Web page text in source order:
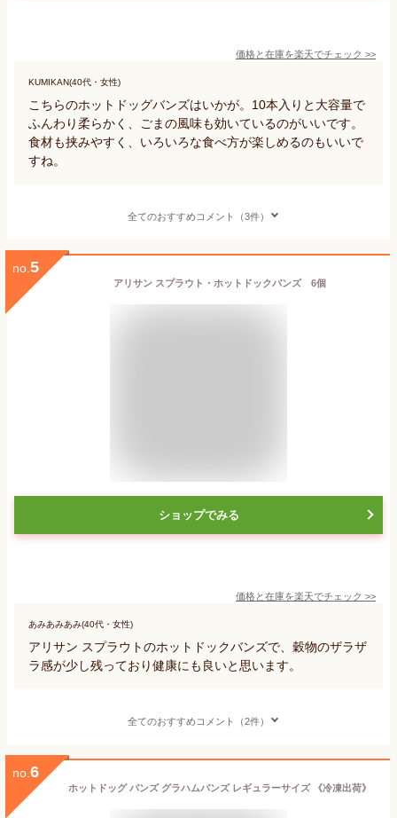
価格と在庫を楽天でチェック >>
KUMIKAN(40代・女性)
こちらのホットドッグバンズはいかが。10本入りと大容量で
ふんわり柔らかく、ごまの風味も効いているのがいいです。
食材も挟みやすく、いろいろな食べ方が楽しめるのもいいで
すね。
全てのおすすめコメント（3件）
no. 5
アリサン スプラウト・ホットドックバンズ 6個
ショップでみる
価格と在庫を楽天でチェック >>
あみあみあみ(40代・女性)
アリサン スプラウトのホットドックバンズで、穀物のザラザ
ラ感が少し残っており健康にも良いと思います。
全てのおすすめコメント（2件）
no. 6
ホットドッグ バンズ グラハムバンズ レギュラーサイズ 《冷凍出荷》